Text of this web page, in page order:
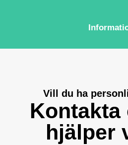
Vill du ha
Kontakta
hjälper